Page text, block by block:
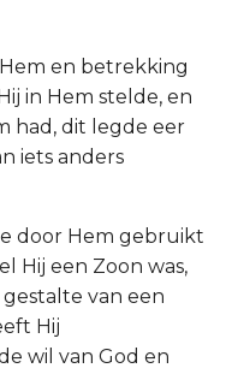
en betrekking
in Hem stelde, en
had, dit legde eer
iets anders
door Hem gebruikt
Hij een Zoon was,
van een
Hij
wil van God en